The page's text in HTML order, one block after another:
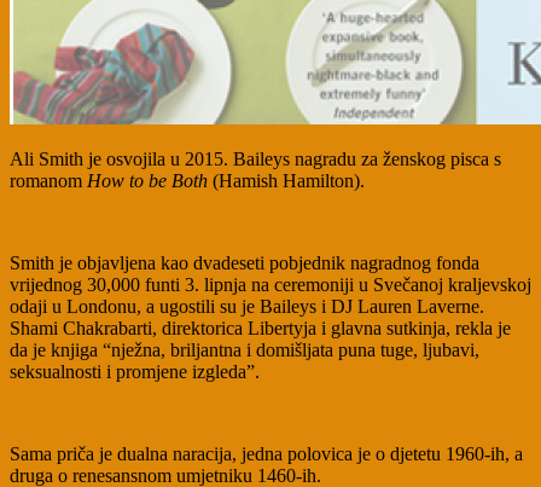
Ali Smith je osvojila u 2015. Baileys nagradu za ženskog pisca s
romanom How to be Both (Hamish Hamilton).
Smith je objavljena kao dvadeseti pobjednik nagradnog fonda
vrijednog 30,000 funti 3. lipnja na ceremoniji u Svečanoj kraljevskoj
odaji u Londonu, a ugostili su je Baileys i DJ Lauren Laverne.
Shami Chakrabarti, direktorica Libertyja i glavna sutkinja, rekla je
da je knjiga “nježna, briljantna i domišljata puna tuge, ljubavi,
seksualnosti i promjene izgleda”.
Sama priča je dualna naracija, jedna polovica je o djetetu 1960-ih, a
druga o renesansnom umjetniku 1460-ih.